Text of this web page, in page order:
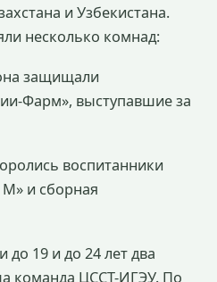
и Узбекистана.
несколько комнад:
защищали
Фарм», выступавшие за
воспитанники
и сборная
до 19 и до 24 лет два
команда ЦССТ-ИГЭУ. По